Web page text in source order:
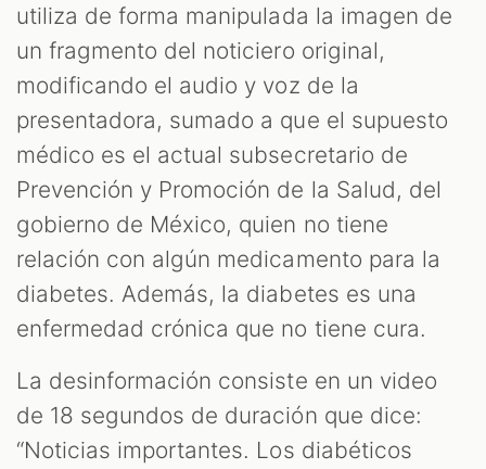
utiliza de forma manipulada la imagen de
un fragmento del noticiero original,
modificando el audio y voz de la
presentadora, sumado a que el supuesto
médico es el actual subsecretario de
Prevención y Promoción de la Salud, del
gobierno de México, quien no tiene
relación con algún medicamento para la
diabetes. Además, la diabetes es una
enfermedad crónica que no tiene cura.
La desinformación consiste en un video
de 18 segundos de duración que dice:
“Noticias importantes. Los diabéticos